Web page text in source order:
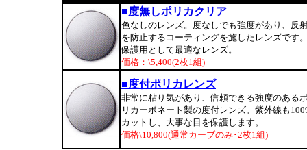
■度無しポリカクリア
色なしのレンズ。度なしでも強度があり、反
を防止するコーティングを施したレンズです
保護用として最適なレンズ。
価格：\5,400(2枚1組)
■度付ポリカレンズ
非常に粘り気があり、信頼できる強度のある
リカーボネート製の度付レンズ。紫外線も
カットし、大事な目を保護します。
価格\10,800(通常カーブのみ･2枚1組)